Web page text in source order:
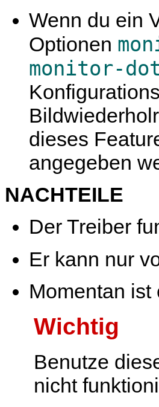
Wenn du ein
Optionen
monitor-
dieses
angegeben
NACHTEILE
Der Treiber
Er kann nur
Momentan ist
Wichtig
Benutze
nicht